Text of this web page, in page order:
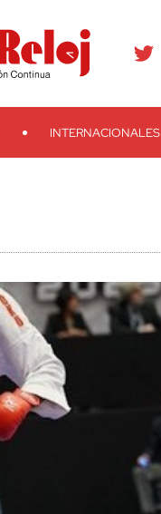
Search
INTERNACIONALES